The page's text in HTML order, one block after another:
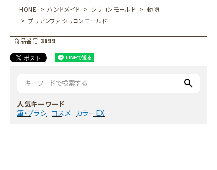
HOME ハンドメイド シリコンモールド
動物
プリアンファ シリコンモールド
商品番号 3699
search
人気キーワード
筆・ブラシ コスメ カラーEX